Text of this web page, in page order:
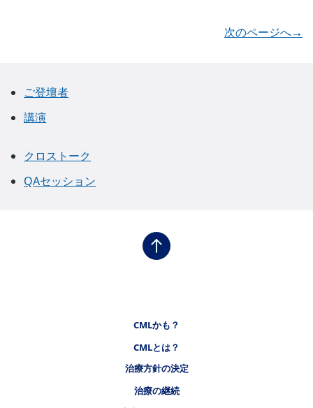
次のページへ→
ご登壇者
講演
クロストーク
QAセッション
CMLかも？
CMLとは？
治療方針の決定
治療の継続